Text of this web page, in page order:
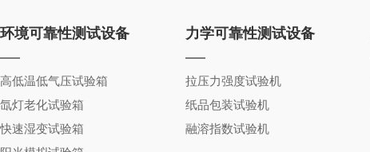
环境可靠性测试设备
高低温低气压试验箱
氙灯老化试验箱
快速湿变试验箱
力学可靠性测试设备
拉压力强度试验机
纸品包装试验机
融溶指数试验机